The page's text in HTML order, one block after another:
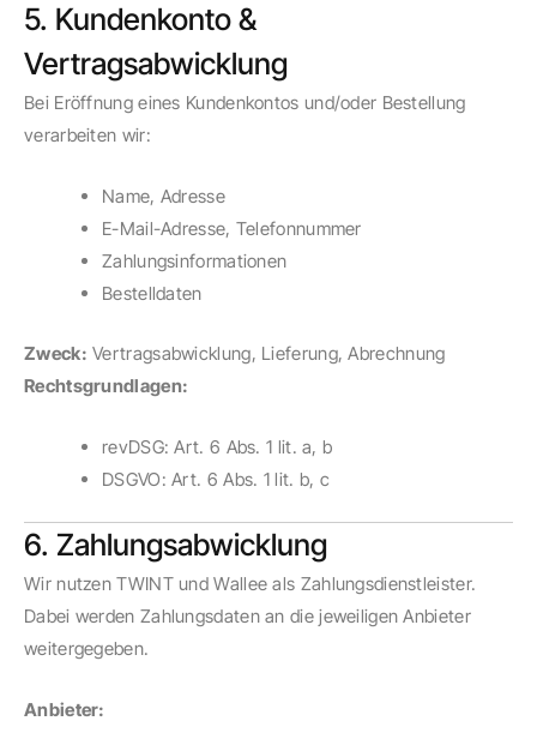
5. Kundenkonto &
Vertragsabwicklung
Bei Eröffnung eines Kundenkontos und/oder Bestellung
verarbeiten wir:
Name, Adresse
E-Mail-Adresse, Telefonnummer
Zahlungsinformationen
Bestelldaten
Zweck: Vertragsabwicklung, Lieferung, Abrechnung
Rechtsgrundlagen:
revDSG: Art. 6 Abs. 1 lit. a, b
DSGVO: Art. 6 Abs. 1 lit. b, c
6. Zahlungsabwicklung
Wir nutzen TWINT und Wallee als Zahlungsdienstleister.
Dabei werden Zahlungsdaten an die jeweiligen Anbieter
weitergegeben.
Anbieter: